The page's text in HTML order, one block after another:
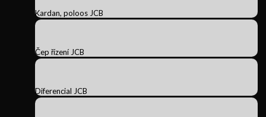
Kardan, poloos JCB
Čep řízení JCB
Diferencial JCB